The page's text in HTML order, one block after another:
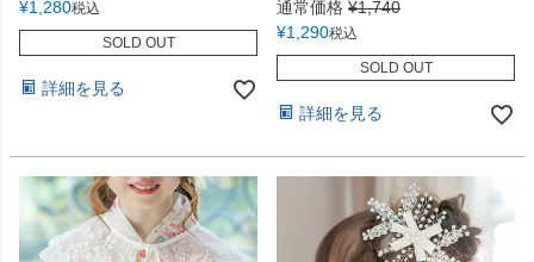
¥1,280税込
SOLD OUT
詳細を見る
通常価格 ¥1,740
¥1,290税込
SOLD OUT
詳細を見る